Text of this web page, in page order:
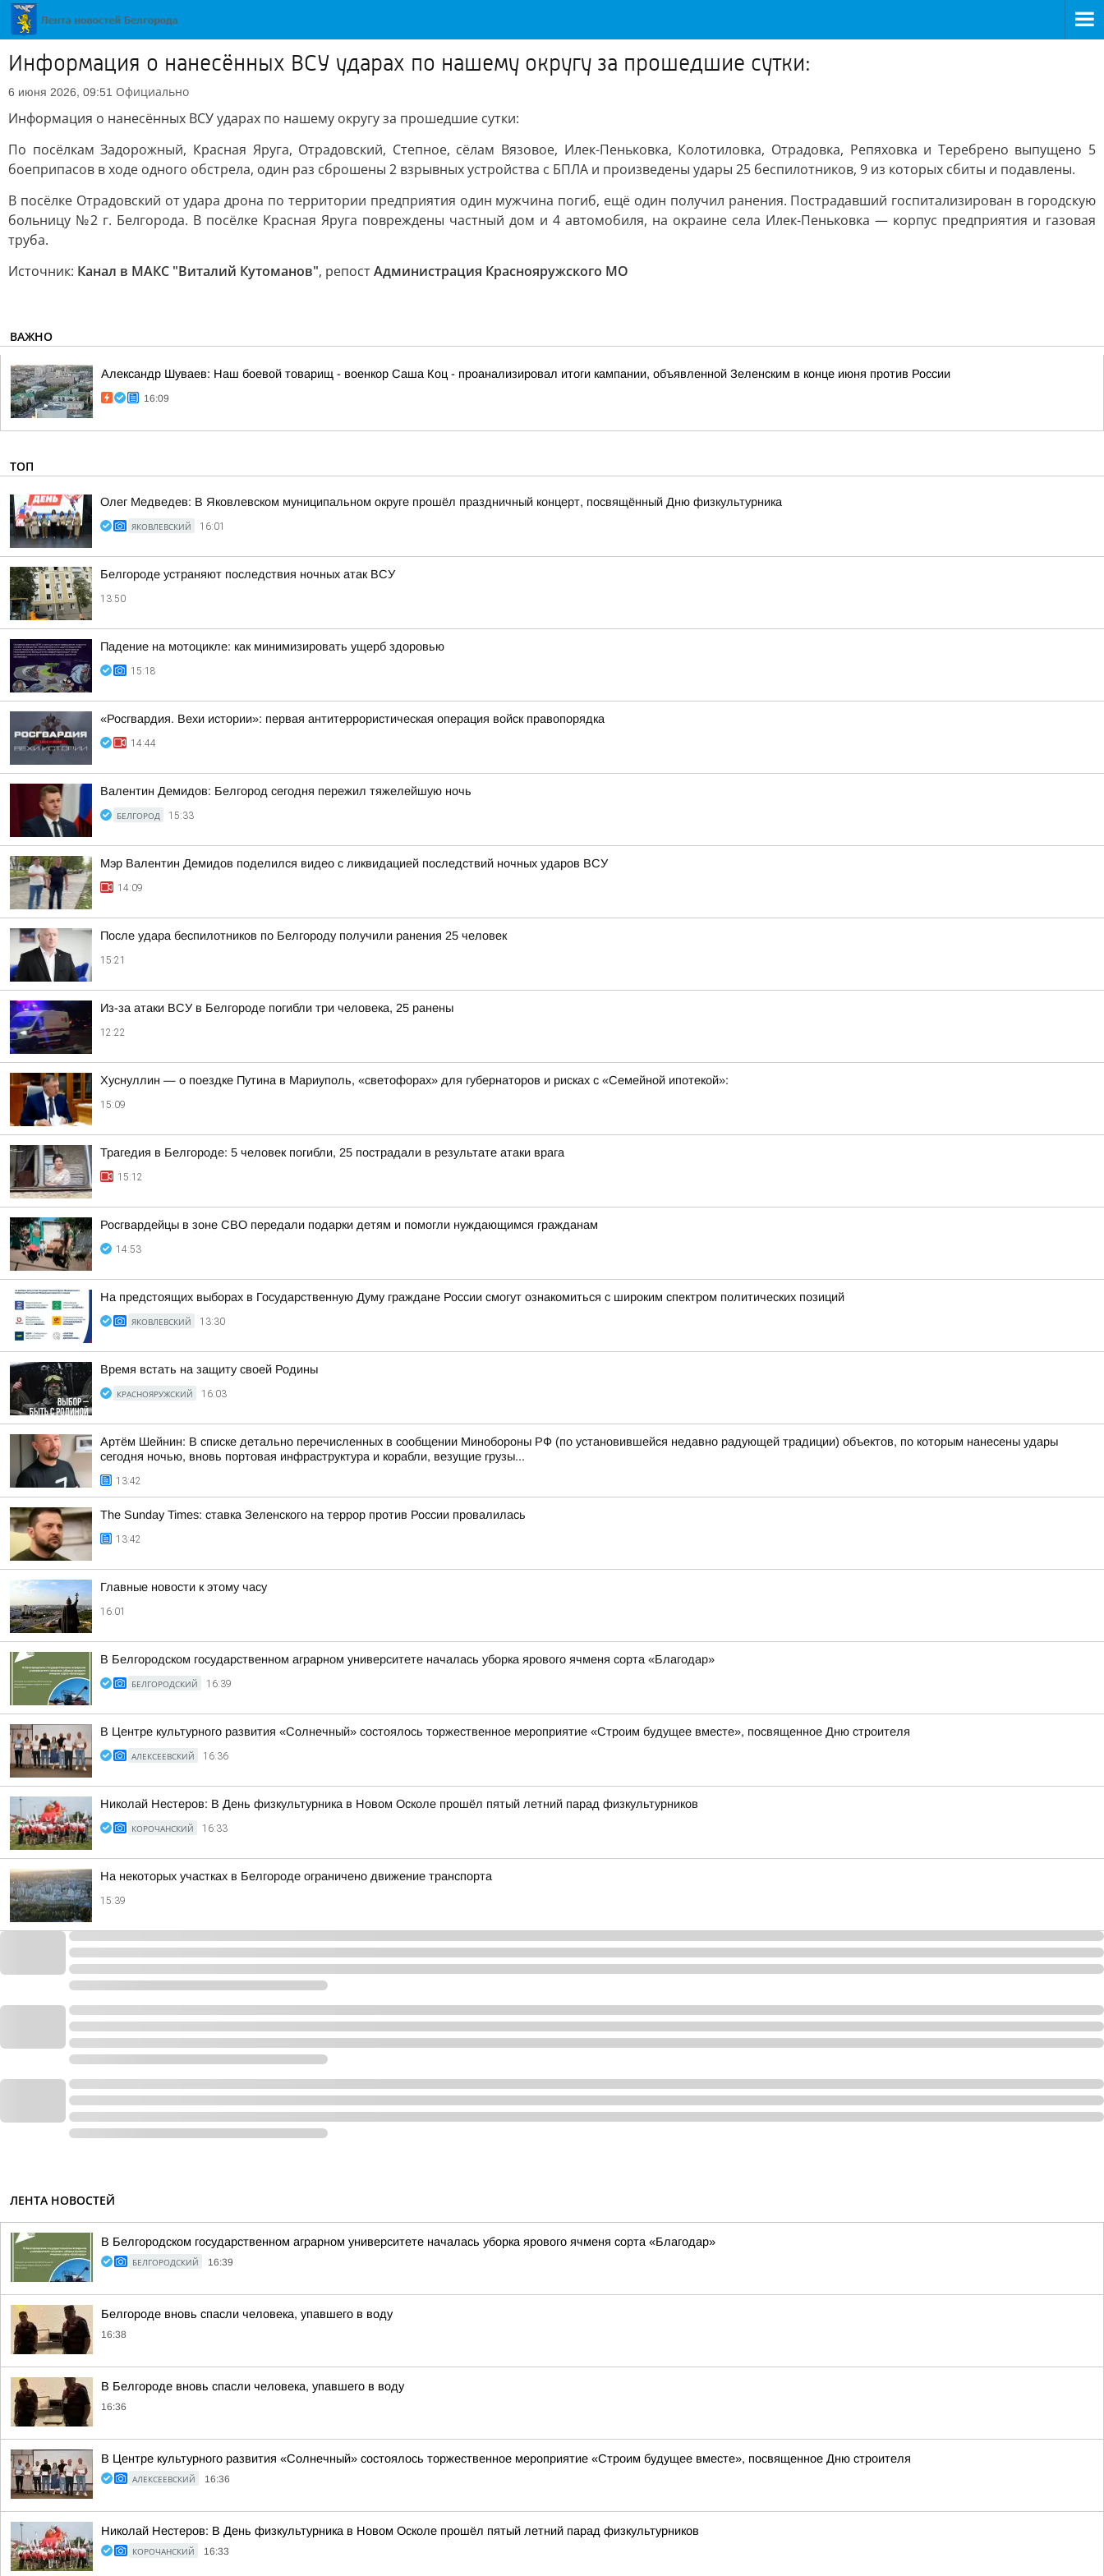
Информация о нанесённых ВСУ ударах по нашему округу за прошедшие сутки:
6 июня 2026, 09:51 Официально
Информация о нанесённых ВСУ ударах по нашему округу за прошедшие сутки:
По посёлкам Задорожный, Красная Яруга, Отрадовский, Степное, сёлам Вязовое, Илек-Пеньковка, Колотиловка, Отрадовка, Репяховка и Теребрено выпущено 5
боеприпасов в ходе одного обстрела, один раз сброшены 2 взрывных устройства с БПЛА и произведены удары 25 беспилотников, 9 из которых сбиты и подавлены.
В посёлке Отрадовский от удара дрона по территории предприятия один мужчина погиб, ещё один получил ранения. Пострадавший госпитализирован в городскую
больницу №2 г. Белгорода. В посёлке Красная Яруга повреждены частный дом и 4 автомобиля, на окраине села Илек-Пеньковка — корпус предприятия и газовая
труба.
Источник: Канал в МАКС "Виталий Кутоманов", репостАдминистрация Краснояружского МО
ВАЖНО
Александр Шуваев: Наш боевой товарищ - военкор Саша Коц - проанализировал итоги кампании, объявленной Зеленским в конце июня против России
16:09
ТОП
Олег Медведев: В Яковлевском муниципальном округе прошёл праздничный концерт, посвящённый Дню физкультурника
ЯКОВЛЕВСКИЙ 16:01
Белгороде устраняют последствия ночных атак ВСУ
13:50
Падение на мотоцикле: как минимизировать ущерб здоровью
15:18
«Росгвардия. Вехи истории»: первая антитеррористическая операция войск правопорядка
14:44
Валентин Демидов: Белгород сегодня пережил тяжелейшую ночь
БЕЛГОРОД 15:33
Мэр Валентин Демидов поделился видео с ликвидацией последствий ночных ударов ВСУ
14:09
После удара беспилотников по Белгороду получили ранения 25 человек
15:21
Из-за атаки ВСУ в Белгороде погибли три человека, 25 ранены
12:22
Хуснуллин — о поездке Путина в Мариуполь, «светофорах» для губернаторов и рисках с «Семейной ипотекой»:
15:09
Трагедия в Белгороде: 5 человек погибли, 25 пострадали в результате атаки врага
15:12
Росгвардейцы в зоне СВО передали подарки детям и помогли нуждающимся гражданам
14:53
На предстоящих выборах в Государственную Думу граждане России смогут ознакомиться с широким спектром политических позиций
ЯКОВЛЕВСКИЙ 13:30
Время встать на защиту своей Родины
КРАСНОЯРУЖСКИЙ 16:03
Артём Шейнин: В списке детально перечисленных в сообщении Минобороны РФ (по установившейся недавно радующей традиции) объектов, по которым нанесены удары
сегодня ночью, вновь портовая инфраструктура и корабли, везущие грузы...
13:42
The Sunday Times: ставка Зеленского на террор против России провалилась
13:42
Главные новости к этому часу
16:01
В Белгородском государственном аграрном университете началась уборка ярового ячменя сорта «Благодар»
БЕЛГОРОДСКИЙ 16:39
В Центре культурного развития «Солнечный» состоялось торжественное мероприятие «Строим будущее вместе», посвященное Дню строителя
АЛЕКСЕЕВСКИЙ 16:36
Николай Нестеров: В День физкультурника в Новом Осколе прошёл пятый летний парад физкультурников
КОРОЧАНСКИЙ 16:33
На некоторых участках в Белгороде ограничено движение транспорта
15:39
ЛЕНТА НОВОСТЕЙ
В Белгородском государственном аграрном университете началась уборка ярового ячменя сорта «Благодар»
БЕЛГОРОДСКИЙ 16:39
Белгороде вновь спасли человека, упавшего в воду
16:38
В Белгороде вновь спасли человека, упавшего в воду
16:36
В Центре культурного развития «Солнечный» состоялось торжественное мероприятие «Строим будущее вместе», посвященное Дню строителя
АЛЕКСЕЕВСКИЙ 16:36
Николай Нестеров: В День физкультурника в Новом Осколе прошёл пятый летний парад физкультурников
КОРОЧАНСКИЙ 16:33